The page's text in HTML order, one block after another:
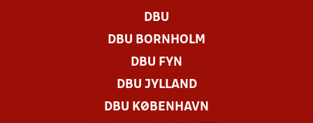
DBU
DBU BORNHOLM
DBU FYN
DBU JYLLAND
DBU KØBENHAVN